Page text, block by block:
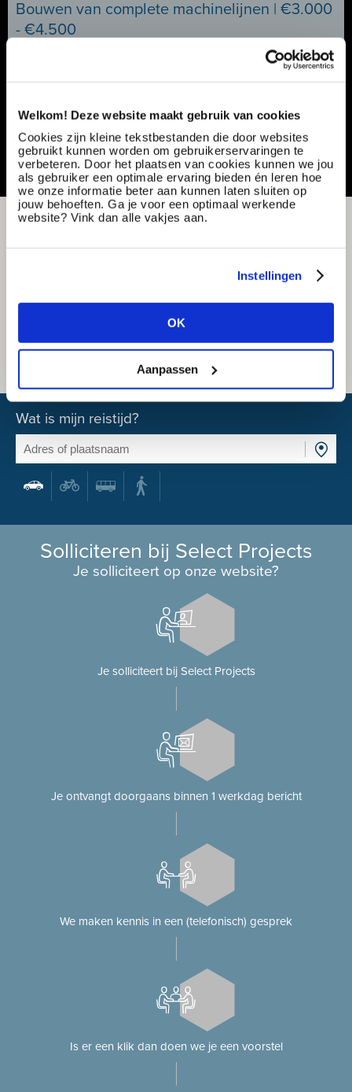
Welkom! Deze website maakt gebruik van cookies
Cookies zijn kleine tekstbestanden die door websites
gebruikt kunnen worden om gebruikerservaringen te
verbeteren. Door het plaatsen van cookies kunnen we jou
als gebruiker een optimale ervaring bieden én leren hoe
we onze informatie beter aan kunnen laten sluiten op
jouw behoeften. Ga je voor een optimaal werkende
website? Vink dan alle vakjes aan.
Instellingen
OK
Aanpassen
Bouwen van complete machinelijnen | €3.000
- €4.500
Contract type: Project sourcing
Vacature delen of bewaren
Wat is mijn reistijd?
Solliciteren bij Select Projects
Je solliciteert op onze website?
Je solliciteert bij Select Projects
Je ontvangt doorgaans binnen 1 werkdag bericht
We maken kennis in een (telefonisch) gesprek
Is er een klik dan doen we je een voorstel